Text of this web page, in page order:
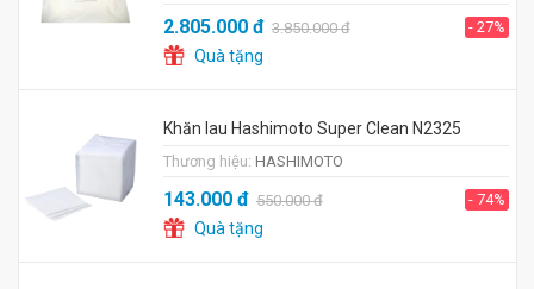
2.805.000đ 3.850.000đ - 27%
Quà tặng
Khăn lau Hashimoto Super Clean N2325
Thương hiệu: HASHIMOTO
143.000đ 550.000đ - 74%
Quà tặng